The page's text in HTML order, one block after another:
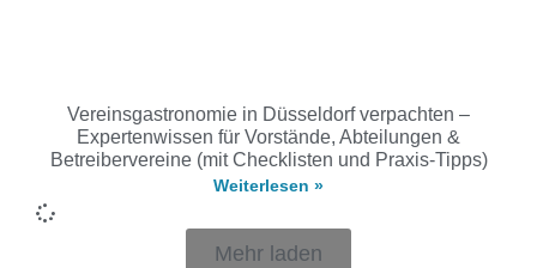
Vereinsgastronomie in Düsseldorf verpachten –
Expertenwissen für Vorstände, Abteilungen &
Betreibervereine (mit Checklisten und Praxis-Tipps)
Weiterlesen »
Mehr laden